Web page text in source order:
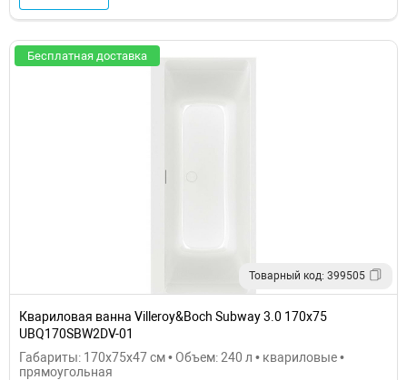
Бесплатная доставка
Товарный код: 399505
Квариловая ванна Villeroy&Boch Subway 3.0 170х75
UBQ170SBW2DV-01
Габариты: 170x75x47 см • Объем: 240 л • квариловые •
прямоугольная